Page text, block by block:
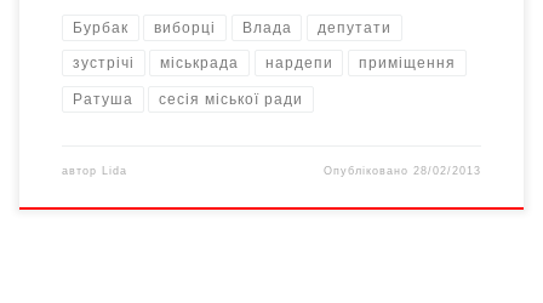
Бурбак виборці Влада депутати
зустрічі міськрада нардепи приміщення
Ратуша сесія міської ради
автор Lida Опубліковано 28/02/2013